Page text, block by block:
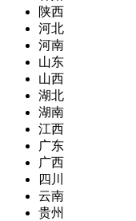
陕西
河北
河南
山东
山西
湖北
湖南
江西
广东
广西
四川
云南
贵州